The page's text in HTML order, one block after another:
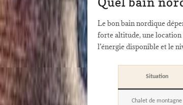
Le bon bain nordique
forte altitude, une location
l’énergie disponible et le
Situation
Chalet de montagne